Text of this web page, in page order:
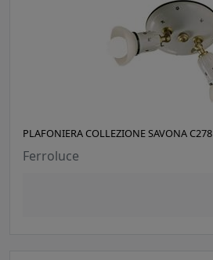
PLAFONIERA COLLEZIONE SAVONA C278
Ferroluce